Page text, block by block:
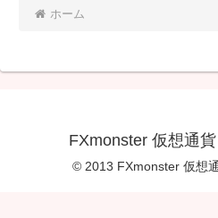
ホーム
FXmonster 仮想通
© 2013 FXmonster 仮想